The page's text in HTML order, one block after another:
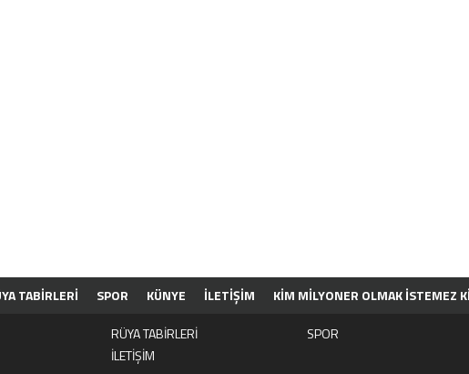
TABİRLERİ SPOR KÜNYE İLETİŞİM
KIM MILYONER OLMAK İSTEMEZ
RÜYA TABİRLERİ
SPOR
İLETİŞİM